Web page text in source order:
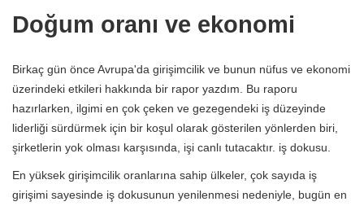
Doğum oranı ve ekonomi
Birkaç gün önce Avrupa'da girişimcilik ve bunun nüfus ve ekonomi
üzerindeki etkileri hakkında bir rapor yazdım. Bu raporu
hazırlarken, ilgimi en çok çeken ve gezegendeki iş düzeyinde
liderliği sürdürmek için bir koşul olarak gösterilen yönlerden biri,
şirketlerin yok olması karşısında, işi canlı tutacaktır. iş dokusu.
En yüksek girişimcilik oranlarına sahip ülkeler, çok sayıda iş
girişimi sayesinde iş dokusunun yenilenmesi nedeniyle, bugün en